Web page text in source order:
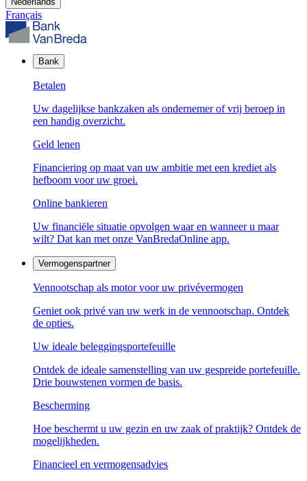
Français
Bank
Betalen
Uw dagelijkse bankzaken als ondernemer of vrij beroep in
een handig overzicht.
Geld lenen
Financiering op maat van uw ambitie met een krediet als
hefboom voor uw groei.
Online bankieren
Uw financiële situatie opvolgen waar en wanneer u maar
wilt? Dat kan met onze VanBredaOnline app.
Vermogenspartner
Vennootschap als motor voor uw privévermogen
Geniet ook privé van uw werk in de vennootschap. Ontdek
de opties.
Uw ideale beleggingsportefeuille
Ontdek de ideale samenstelling van uw gespreide portefeuille.
Drie bouwstenen vormen de basis.
Bescherming
Hoe beschermt u uw gezin en uw zaak of praktijk? Ontdek de
mogelijkheden.
Financieel en vermogensadvies